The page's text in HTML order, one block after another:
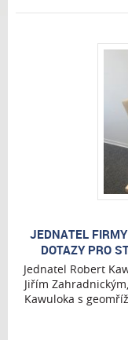
JEDNATEL
DOTAZY PRO
Jednatel Robert
Jiřím
Kawuloka s
ovlivňuje